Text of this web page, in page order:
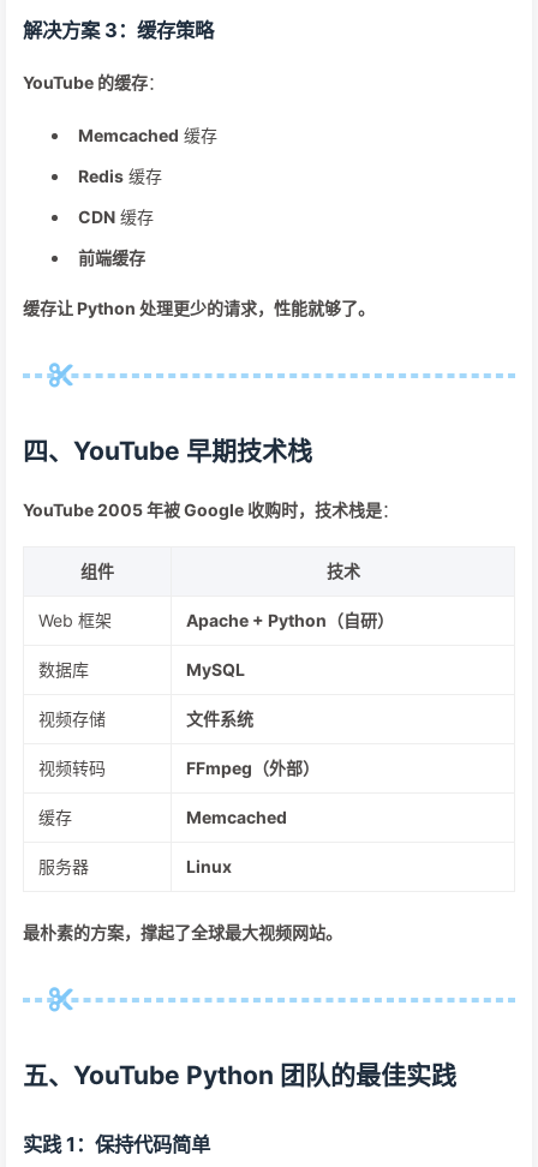
解决方案 3：缓存策略
YouTube 的缓存：
Memcached 缓存
Redis 缓存
CDN 缓存
前端缓存
缓存让 Python 处理更少的请求，性能就够了。
四、YouTube 早期技术栈
YouTube 2005 年被 Google 收购时，技术栈是：
组件 技术
Web 框架 Apache + Python（自研）
数据库 MySQL
视频存储 文件系统
视频转码 FFmpeg（外部）
缓存 Memcached
服务器 Linux
最朴素的方案，撑起了全球最大视频网站。
五、YouTube Python 团队的最佳实践
实践 1：保持代码简单